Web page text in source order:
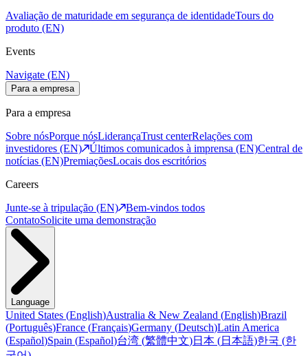
Avaliação de maturidade em segurança de identidadeTours do
produto (EN)
Events
Navigate (EN)
Para a empresa
Para a empresa
Sobre nósPorque nósLiderançaTrust centerRelações com
investidores (EN)
Últimos comunicados à imprensa (EN)Central de
notícias (EN)PremiaçõesLocais dos escritórios
Careers
Junte-se à tripulação (EN)
Bem-vindos todos
ContatoSolicite uma demonstração
Language
United States (English)Australia & New Zealand (English)Brazil
(Português)France (Français)Germany (Deutsch)Latin America
(Español)Spain (Español)台湾 (繁體中文)日本 (日本語)한국 (한